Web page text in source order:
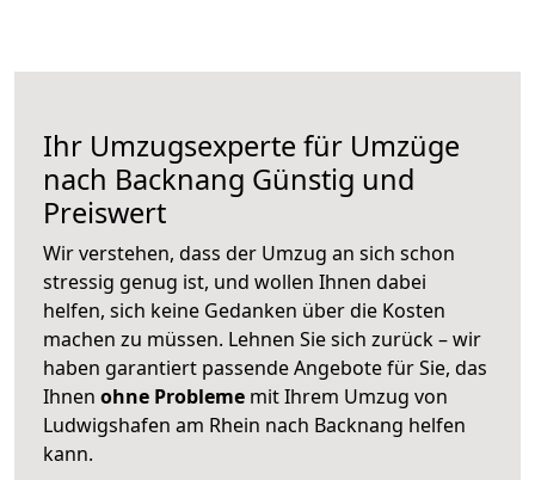
Ihr Umzugsexperte für Umzüge
nach Backnang Günstig und
Preiswert
Wir verstehen, dass der Umzug an sich schon
stressig genug ist, und wollen Ihnen dabei
helfen, sich keine Gedanken über die Kosten
machen zu müssen. Lehnen Sie sich zurück – wir
haben garantiert passende Angebote für Sie, das
Ihnen ohne Probleme mit Ihrem Umzug von
Ludwigshafen am Rhein nach Backnang helfen
kann.